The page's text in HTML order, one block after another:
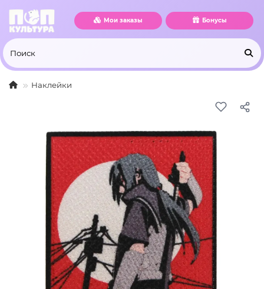
Мои заказы Бонусы
Наклейки